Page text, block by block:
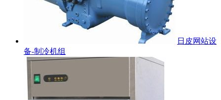
日皮网站设
备-制冷机组